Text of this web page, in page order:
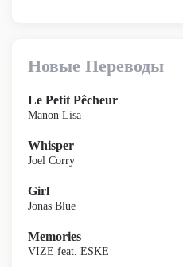
Новые Переводы
Le Petit Pêcheur
Manon Lisa
Whisper
Joel Corry
Girl
Jonas Blue
Memories
VIZE feat. ESKE